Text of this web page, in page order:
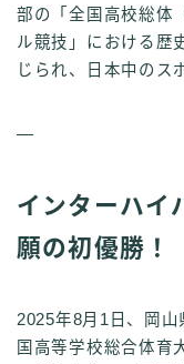
部の「全国高校総体
ル競技」における歴
じられ、日本中のス
—
インターハイ
願の初優勝！
2025年8月1日、岡
国高等学校総合体育